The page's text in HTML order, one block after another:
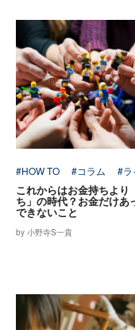
#HOW TO #コラム #ラ
これからはお金持ちより
ち」の時代？お金だけあ
できないこと
by 小野寺S一貴